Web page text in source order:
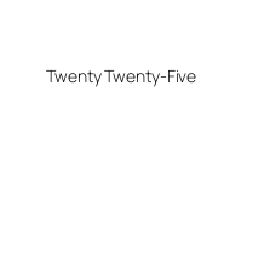
Twenty Twenty-Five